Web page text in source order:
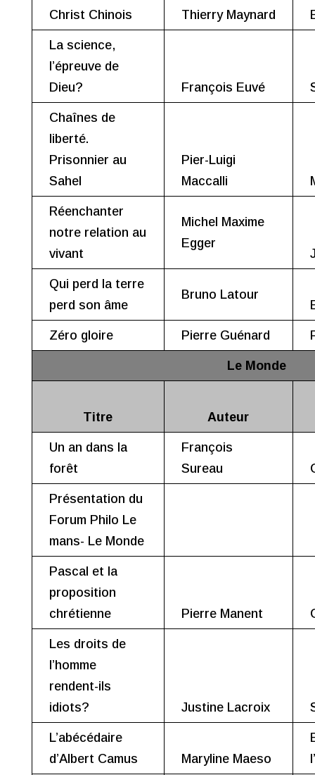
Christ Chinois
Thierry Maynard
La science,
l’épreuve de
Dieu?
François Euvé
Chaînes de
liberté.
Prisonnier au
Sahel
Pier-Luigi
Maccalli
Réenchanter
notre relation au
vivant
Michel Maxime
Egger
Qui perd la terre
perd son âme
Bruno Latour
Zéro gloire Pierre Guénard
Le Monde
Titre Auteur
Un an dans la
forêt
François
Sureau
Présentation du
Forum Philo Le
mans- Le Monde
Pascal et la
proposition
chrétienne
Pierre Manent
Les droits de
l’homme
rendent-ils
idiots?
Justine Lacroix
L’abécédaire
d’Albert Camus
Maryline Maeso